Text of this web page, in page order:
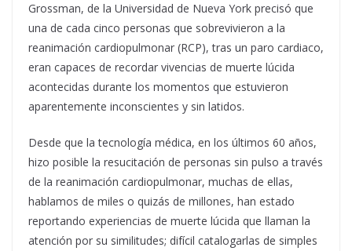
Grossman, de la Universidad de Nueva York precisó que
una de cada cinco personas que sobrevivieron a la
reanimación cardiopulmonar (RCP), tras un paro cardiaco,
eran capaces de recordar vivencias de muerte lúcida
acontecidas durante los momentos que estuvieron
aparentemente inconscientes y sin latidos.
Desde que la tecnología médica, en los últimos 60 años,
hizo posible la resucitación de personas sin pulso a través
de la reanimación cardiopulmonar, muchas de ellas,
hablamos de miles o quizás de millones, han estado
reportando experiencias de muerte lúcida que llaman la
atención por su similitudes; difícil catalogarlas de simples